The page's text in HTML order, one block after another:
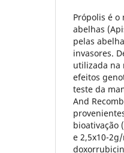
Própolis é
abelhas
pelas
invasores.
utilizada na
efeitos
teste da
And
bioativação
e 2,5x10-